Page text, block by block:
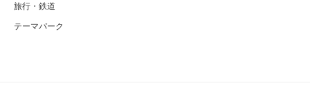
旅行・鉄道
テーマパーク